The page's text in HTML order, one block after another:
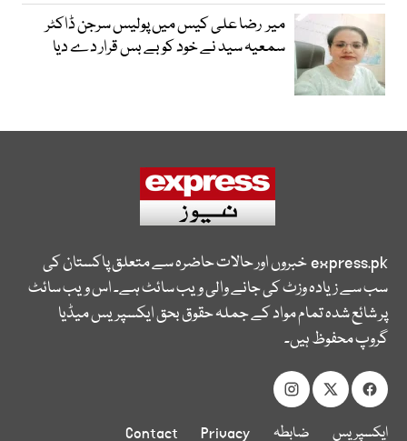
میر رضا علی کیس میں پولیس سرجن ڈاکٹر
سمعیہ سید نے خود کو بے بس قرار دے دیا
express.pkخبروں اور حالات حاضرہ سے متعلق پاکستان کی
سب سے زیادہ وزٹ کی جانے والی ویب سائٹ ہے۔ اس ویب سائٹ
پر شائع شدہ تمام مواد کے جملہ حقوق بحق ایکسپریس میڈیا
گروپ محفوظ ہیں۔
ایکسپریس ضابطہ Privacy
Contact